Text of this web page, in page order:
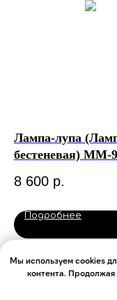
Лампа-лупа
бестеневая) ММ-
кронштейне с РУ
8 600 р.
Подробнее
Мы используем cookies
контента. Продолжая